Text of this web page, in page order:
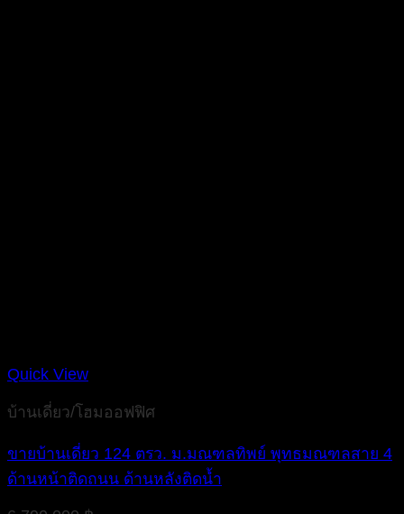
Quick View
บ้านเดี่ยว/โฮมออฟฟิศ
ขายบ้านเดี่ยว 124 ตรว. ม.มณฑลทิพย์ พุทธมณฑลสาย 4
ด้านหน้าติดถนน ด้านหลังติดน้ำ